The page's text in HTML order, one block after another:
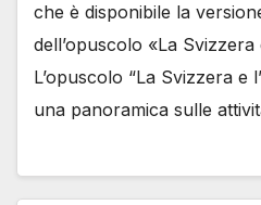
che è disponibile la
dell’opuscolo «La
L’opuscolo “La Svizzera e
una panoramica sulle